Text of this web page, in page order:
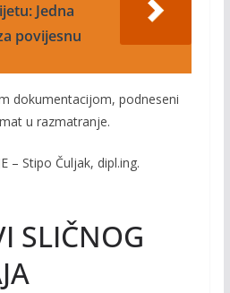
Jedna
povijesnu
dokumentacijom, podneseni
u razmatranje.
– Stipo Čuljak, dipl.ing.
SLIČNOG